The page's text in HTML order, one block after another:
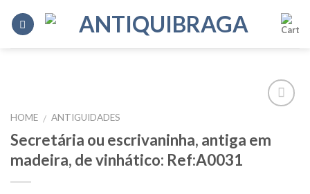
HOME / ANTIGUIDADES
Secretária ou escrivaninha, antiga em
madeira, de vinhático: Ref:A0031